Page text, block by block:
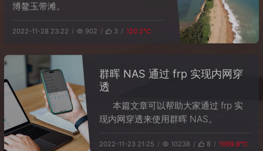
博鳌玉带滩。
2022-11-28 23:22 902 3 120.2℃
群晖 NAS 通过 frp 实现内网穿
透
本篇文章可以帮助大家通过 frp 实
现内网穿透来使用群晖 NAS。
2022-11-23 21:25 10238 8 1069.8℃